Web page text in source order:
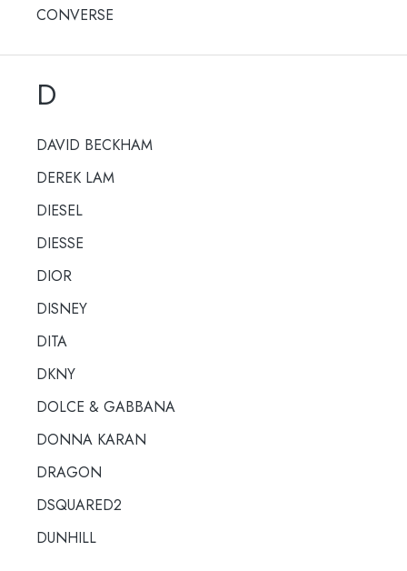
CONVERSE
D
DAVID BECKHAM
DEREK LAM
DIESEL
DIESSE
DIOR
DISNEY
DITA
DKNY
DOLCE & GABBANA
DONNA KARAN
DRAGON
DSQUARED2
DUNHILL